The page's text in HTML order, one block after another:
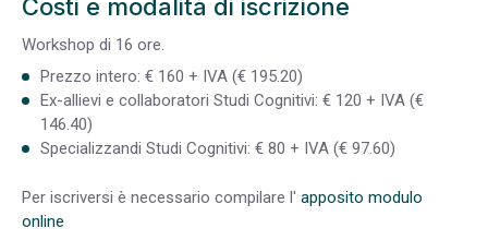
Costi e modalità di iscrizione
Workshop di 16 ore.
Prezzo intero: € 160 + IVA (€ 195.20)
Ex-allievi e collaboratori Studi Cognitivi: € 120 + IVA (€
146.40)
Specializzandi Studi Cognitivi: € 80 + IVA (€ 97.60)
Per iscriversi è necessario compilare l' apposito modulo
online